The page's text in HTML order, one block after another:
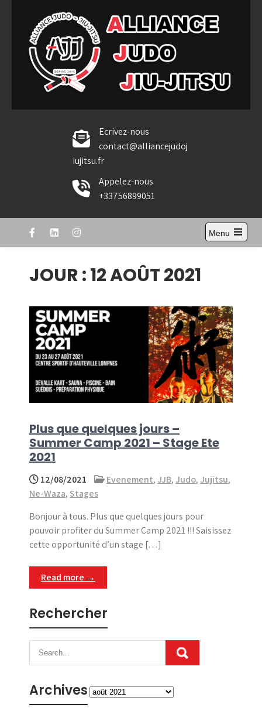
content
Alliance Judo Jiu-jitsu
Ecrivez-nous
contact@alliancejudoj
iujitsu.fr
Appelez-nous
+33756899051
Menu
Open
JOUR :12 AOÛT 2021
Plus que quelques jours –
Summer Camp 2021 – Stage Ete
2021
12/08/2021 Evenement, JJB, Judo, Jujitsu,
Ne-Waza, Stages
Bonjour à tous. Plus que quelques jours pour
pouvoir profiter du Summer Camp 2021 !!! Saisissez
cette opportunité d’un stage […]
Read more →
Rechercher
ArchivesArchives